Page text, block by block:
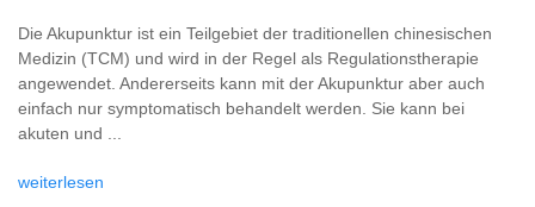
Die Akupunktur ist ein Teilgebiet der traditionellen chinesischen
Medizin (TCM) und wird in der Regel als Regulationstherapie
angewendet. Andererseits kann mit der Akupunktur aber auch
einfach nur symptomatisch behandelt werden. Sie kann bei
akuten und ...
weiterlesen